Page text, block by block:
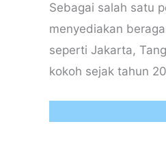
Sebagai salah satu
menyediakan
seperti Jakarta,
kokoh sejak tahun